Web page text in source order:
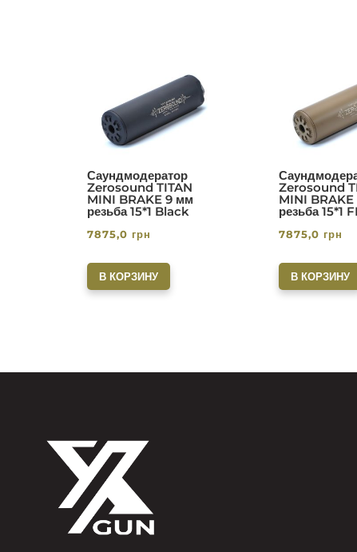
Саундмодератор
Zerosound TITAN
MINI BRAKE 9 мм
резьба 15*1 Black
7875,0 грн
В КОРЗИНУ
Zerosound
MINI
резьба 15*1
7875,0 грн
В КОРЗИНУ